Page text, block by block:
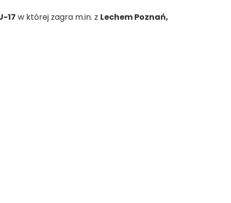
17 w której zagra m.in. z Lechem Poznań,